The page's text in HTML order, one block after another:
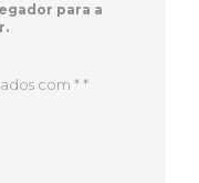
para a
com **